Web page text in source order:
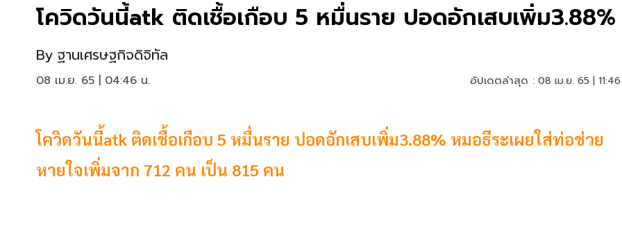
โควิดวันนี้atk ติดเชื้อเกือบ 5 หมื่นราย ปอดอักเสบเพิ่ม3.88%
By ฐานเศรษฐกิจดิจิทัล
08 เม.ย. 65 | 04:46 น. อัปเดตล่าสุด : 08 เม.ย. 65 |
โควิดวันนี้atk ติดเชื้อเกือบ 5 หมื่นราย ปอดอักเสบเพิ่ม3.88% หมอธีระเผยใส่ท่อช่วย
หายใจเพิ่มจาก 712 คน เป็น 815 คน